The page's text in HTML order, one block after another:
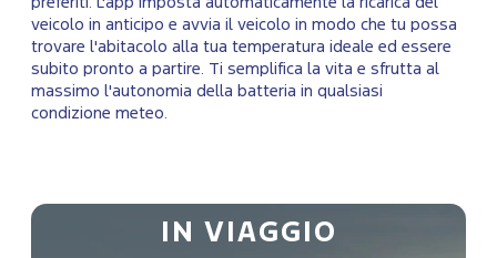
veicolo in anticipo e avvia il veicolo in modo che tu possa
trovare l'abitacolo alla tua temperatura ideale ed essere
subito pronto a partire. Ti semplifica la vita e sfrutta al
massimo l'autonomia della batteria in qualsiasi
condizione meteo.
IN VIAGGIO